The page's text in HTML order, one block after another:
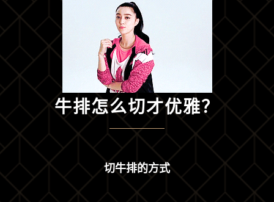
牛排怎么切才优雅？
切牛排的方式